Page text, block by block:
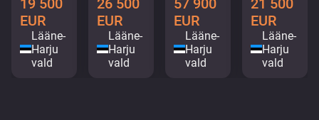
EUR
Lääne-
Harju
vald
EUR
Lääne-
Harju
vald
EUR
Lääne-
Harju
vald
EUR
Lääne-
Harju
vald